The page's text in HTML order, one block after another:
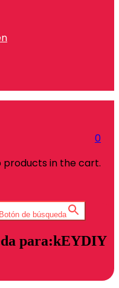
0
products in the cart.
Botón de búsqueda
para:kEYDIY